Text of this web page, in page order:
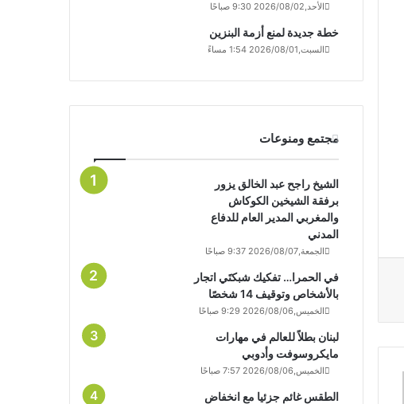
الأحد,2026/08/02 9:30 صباحًا
خطة جديدة لمنع أزمة البنزين
السبت,2026/08/01 1:54 مساءً
مجتمع ومنوعات
الشيخ راجح عبد الخالق يزور
برفقة الشيخين الكوكاش
والمغربي المدير العام للدفاع
المدني
الجمعة,2026/08/07 9:37 صباحًا
في الحمرا… تفكيك شبكتَي اتجار
بالأشخاص وتوقيف 14 شخصًا
الخميس,2026/08/06 9:29 صباحًا
لبنان بطلاً للعالم في مهارات
مايكروسوفت وأدوبي
الخميس,2026/08/06 7:57 صباحًا
الطقس غائم جزئيا مع انخفاض